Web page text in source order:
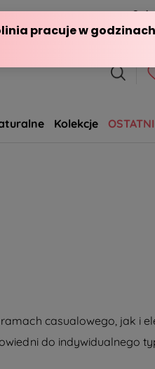
Kolekcje
casualowego, jak i
do indywidualnego